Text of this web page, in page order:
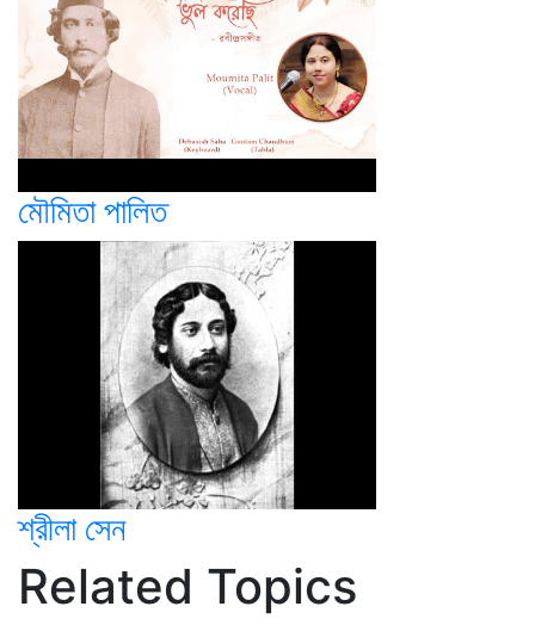
মৌমিতা পালিত
শ্রীলা সেন
Related Topics